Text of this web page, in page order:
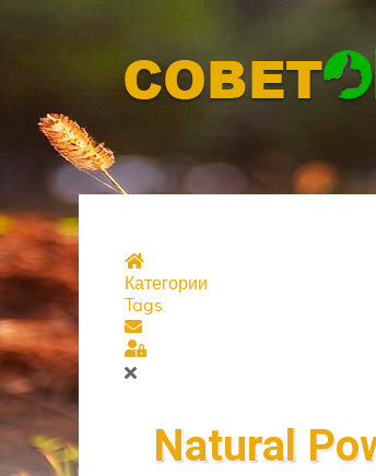
Главная страница
Категории
Tags
Подписаться на блог
Sign In
Natural